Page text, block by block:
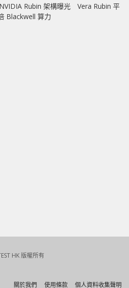
Rubin 架構曝光 Vera Rubin 平
Blackwell 算力
HK 版權所有
關於我們 使用條款 個人資料收集聲明